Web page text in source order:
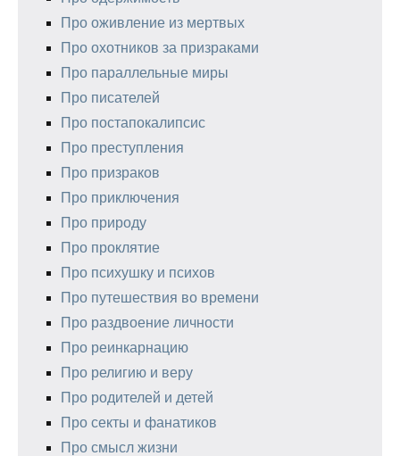
Про оживление из мертвых
Про охотников за призраками
Про параллельные миры
Про писателей
Про постапокалипсис
Про преступления
Про призраков
Про приключения
Про природу
Про проклятие
Про психушку и психов
Про путешествия во времени
Про раздвоение личности
Про реинкарнацию
Про религию и веру
Про родителей и детей
Про секты и фанатиков
Про смысл жизни